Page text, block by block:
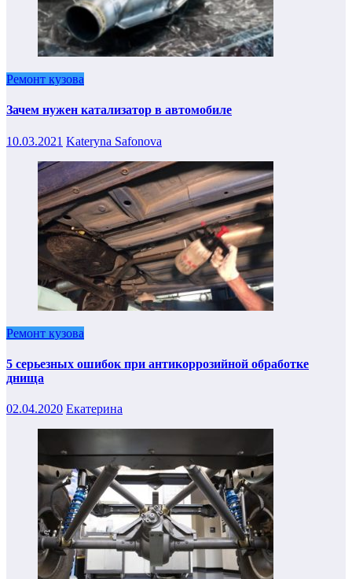
Ремонт кузова
Зачем нужен катализатор в автомобиле
10.03.2021 Kateryna Safonova
Ремонт кузова
5 серьезных ошибок при антикоррозийной обработке
днища
02.04.2020 Екатерина